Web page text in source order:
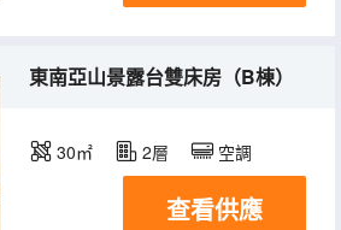
東南亞山景露台雙床房（B棟）
30㎡ 2層 空調
查看供應